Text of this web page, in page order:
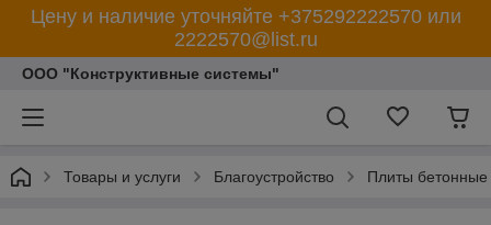
Цену и наличие уточняйте +375292222570 или
2222570@list.ru
ООО "Конструктивные системы"
Товары и услуги Благоустройство Плиты